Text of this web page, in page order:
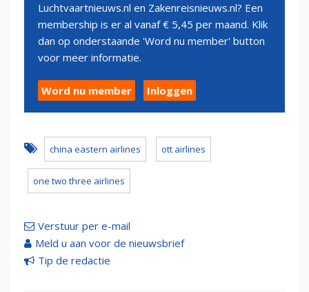
Luchtvaartnieuws.nl en Zakenreisnieuws.nl? Een
membership is er al vanaf € 5,45 per maand. Klik
dan op onderstaande 'Word nu member' button
voor meer informatie.
Word nu member Inloggen
china eastern airlines ott airlines
one two three airlines
Verstuur per e-mail
Meld u aan voor de nieuwsbrief
Tip de redactie